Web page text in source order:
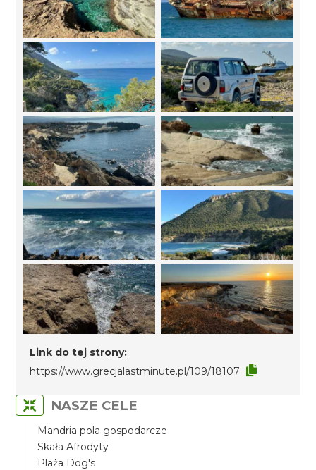
Link do tej strony:
https://www.grecjalastminute.pl/109/18107
NASZE CELE
Mandria pola gospodarcze
Skała Afrodyty
Plaża Dog's